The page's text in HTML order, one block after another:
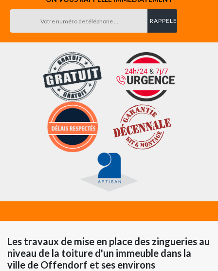
Les travaux de mise en place des zingueries au
niveau de la toiture d'un immeuble dans la
ville de Offendorf et ses environs